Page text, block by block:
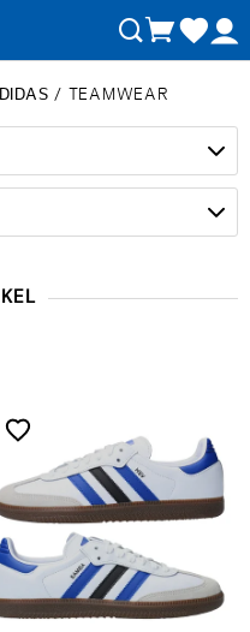
/ TEAMWEAR